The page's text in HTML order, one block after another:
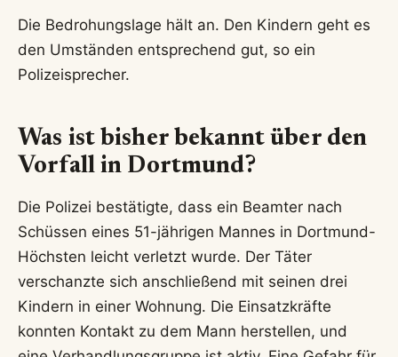
Die Bedrohungslage hält an. Den Kindern geht es
den Umständen entsprechend gut, so ein
Polizeisprecher.
Was ist bisher bekannt über den
Vorfall in Dortmund?
Die Polizei bestätigte, dass ein Beamter nach
Schüssen eines 51-jährigen Mannes in Dortmund-
Höchsten leicht verletzt wurde. Der Täter
verschanzte sich anschließend mit seinen drei
Kindern in einer Wohnung. Die Einsatzkräfte
konnten Kontakt zu dem Mann herstellen, und